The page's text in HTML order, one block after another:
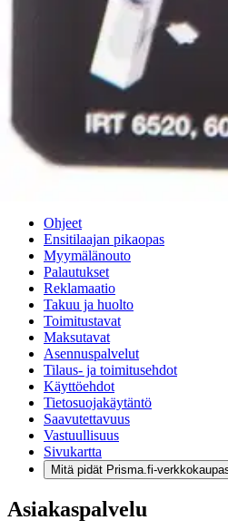
Avautuu uuteen
Ilmainen palautus 30 päivää.*
Nouto myymälästä ilman
Ohjeet
Ensitilaajan pikaopas
Myymälänouto
Palautukset
Reklamaatio
Takuu ja huolto
Toimitustavat
Maksutavat
Asennuspalvelut
Tilaus- ja toimitusehdot
Käyttöehdot
Tietosuojakäytäntö
Saavutettavuus
Vastuullisuus
Sivukartta
Mitä pidät Prisma.fi-
Asiakaspalvelu